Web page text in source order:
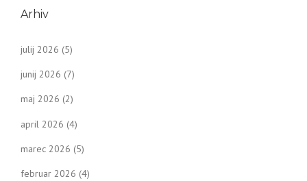
Arhiv
julij 2026 (5)
junij 2026 (7)
maj 2026 (2)
april 2026 (4)
marec 2026 (5)
februar 2026 (4)